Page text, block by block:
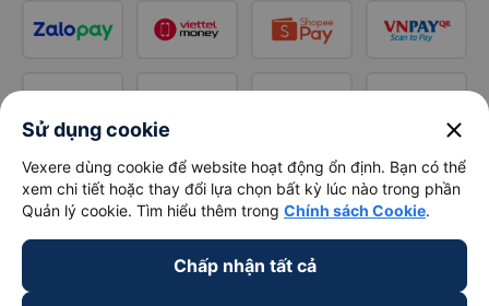
Sử dụng cookie close
Vexere dùng cookie để website hoạt động ổn định. Bạn có thể
xem chi tiết hoặc thay đổi lựa chọn bất kỳ lúc nào trong phần
Quản lý cookie. Tìm hiểu thêm trong Chính sách Cookie.
Chấp nhận tất cả